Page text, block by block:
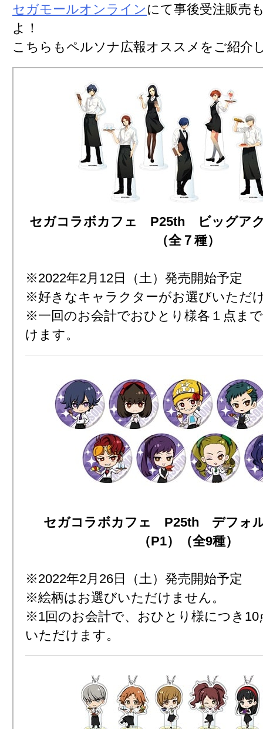
セガモールオンライン にて事後受注販売
よ！
こちらもペルソナ広報オススメをご紹介
セガコラボカフェ P25th ビッグア
（全７種）
※2022年2月12日（土）発売開始予定
※好きなキャラクターがお選びいただ
※一回のお会計でおひとり様各１点ま
けます。
セガコラボカフェ P25th デフォ
（P1）（全9種）
※2022年2月26日（土）発売開始予定
※絵柄はお選びいただけません。
※1回のお会計で、おひとり様につき10
いただけます。